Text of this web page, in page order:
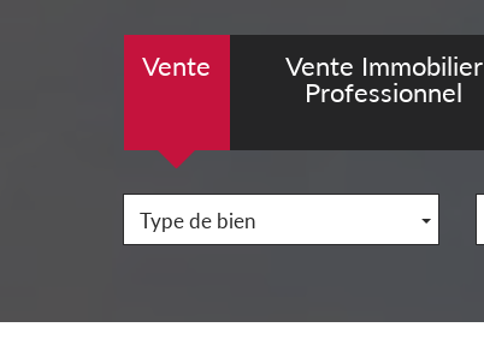
Vente
Vente Immobilier
Professionnel
Type de bien